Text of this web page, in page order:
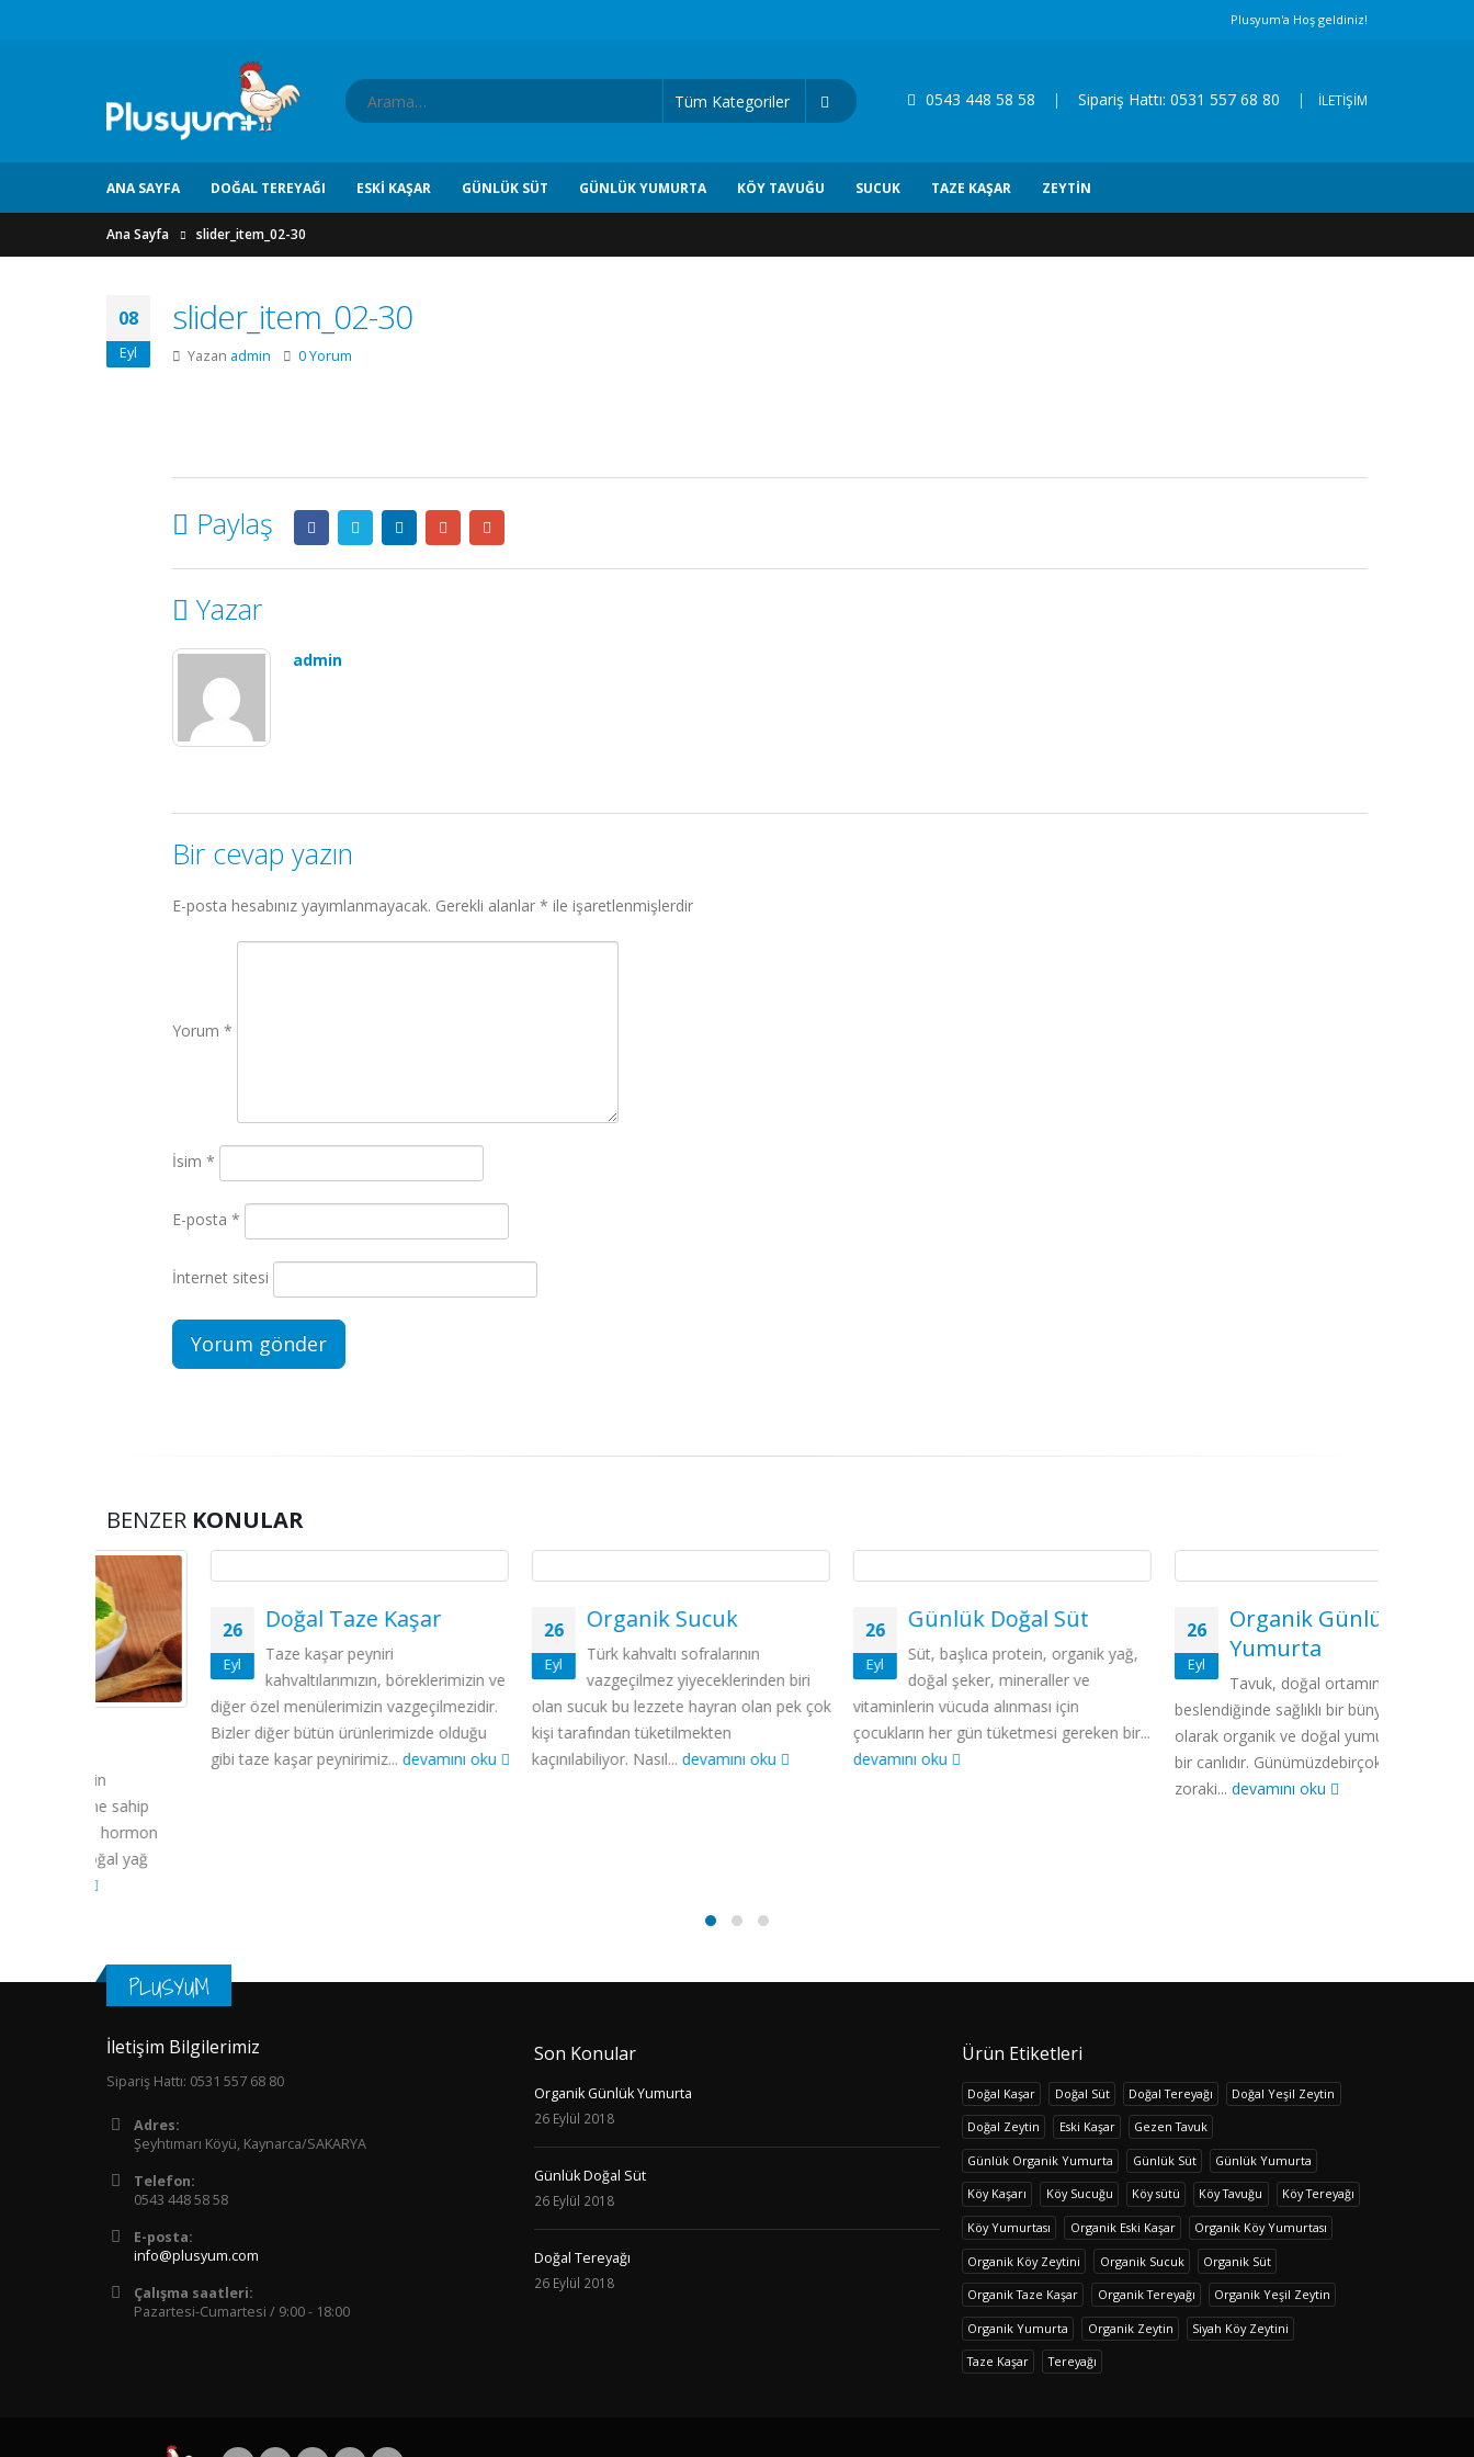
Plusyum'a Hoş geldiniz!
0543 448 58 58 | Sipariş Hattı: 0531 557 68 80 | İLETİŞİM
ANA SAYFA DOĞAL TEREYAĞI ESKI KAŞAR GÜNLÜK SÜT GÜNLÜK YUMURTA KÖY TAVUĞU SUCUK TAZE KAŞAR ZEYTIN
Ana Sayfa slider_item_02-30
08
Eyl
slider_item_02-30
Yazan admin 0 Yorum
Paylaş
Yazar
admin
Bir cevap yazın
E-posta hesabınız yayımlanmayacak. Gerekli alanlar * ile işaretlenmişlerdir
Yorum *
İsim *
E-posta *
İnternet sitesi
BENZER KONULAR
26
Eyl
Doğal Taze Kaşar
Taze kaşar peyniri
kahvaltılarımızın, böreklerimizin ve
diğer özel menülerimizin vazgeçilmezidir.
Bizler diğer bütün ürünlerimizde olduğu
gibi taze kaşar peynirimiz...devamını oku
Organik Sucuk
Türk kahvaltı sofralarının
vazgeçilmez yiyeceklerinden biri
olan sucuk bu lezzete hayran olan pek çok
kişi tarafından tüketilmekten
kaçınılabiliyor. Nasıl...devamını oku
Günlük Doğal Süt
Süt, başlıca protein, organik yağ,
doğal şeker, mineraller ve
vitaminlerin vücuda alınması için
çocukların her gün tüketmesi gereken bir...
devamını oku
26
Eyl
Organik Günlük
Yumurta
Tavuk, doğal ortamında
beslendiğinde sağlıklı bir bünyeye sahip
olarak organik ve doğal yumurta üreten
bir canlıdır. Günümüzdebirçok çiftlikte
devamını oku
PLUSYUM
İletişim Bilgilerimiz
Sipariş Hattı: 0531 557 68 80
Adres:
Şeyhtımarı Köyü, Kaynarca/SAKARYA
Telefon:
0543 448 58 58
E-posta:
info@plusyum.com
Çalışma saatleri:
Pazartesi-Cumartesi / 9:00 - 18:00
Son Konular
Organik Günlük Yumurta
26 Eylül 2018
Günlük Doğal Süt
26 Eylül 2018
Doğal Tereyağı
26 Eylül 2018
Ürün Etiketleri
Doğal Kaşar Doğal Süt Doğal Tereyağı Doğal Yeşil Zeytin
Doğal Zeytin Eski Kaşar Gezen Tavuk
Günlük Organik Yumurta Günlük Süt Günlük Yumurta
Köy Kaşarı Köy Sucuğu Köy sütü Köy Tavuğu Köy Tereyağı
Köy Yumurtası Organik Eski Kaşar Organik Köy Yumurtası
Organik Köy Zeytini Organik Sucuk Organik Süt
Organik Taze Kaşar Organik Tereyağı Organik Yeşil Zeytin
Organik Yumurta Organik Zeytin Siyah Köy Zeytini
Taze Kaşar Tereyağı